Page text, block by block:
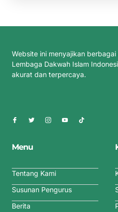
Website ini menyajikan
Lembaga Dakwah Islam
akurat dan terpercaya.
Menu
Tentang Kami
Susunan Pengurus
Berita